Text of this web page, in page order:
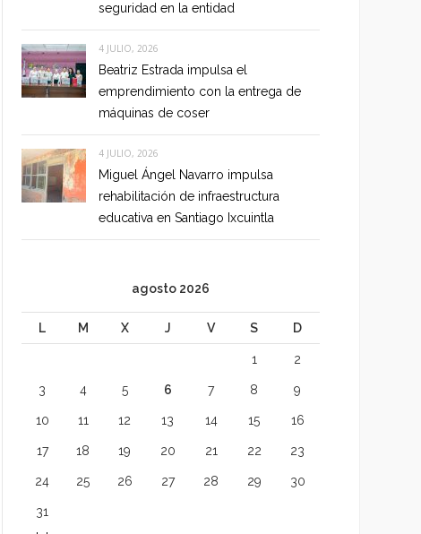
seguridad en la entidad
4 JULIO, 2026
Beatriz Estrada impulsa el
emprendimiento con la entrega de
máquinas de coser
4 JULIO, 2026
Miguel Ángel Navarro impulsa
rehabilitación de infraestructura
educativa en Santiago Ixcuintla
agosto 2026
L M X J V S D
1 2
3 4 5 6 7 8 9
10 11 12 13 14 15 16
17 18 19 20 21 22 23
24 25 26 27 28 29 30
31